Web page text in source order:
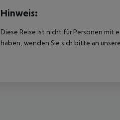
Hinweis:
Diese Reise ist nicht für Personen
haben, wenden Sie sich bitte an